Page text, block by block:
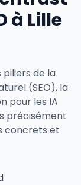
à Lille
piliers de la
(SEO), la
pour les IA
précisément
concrets et